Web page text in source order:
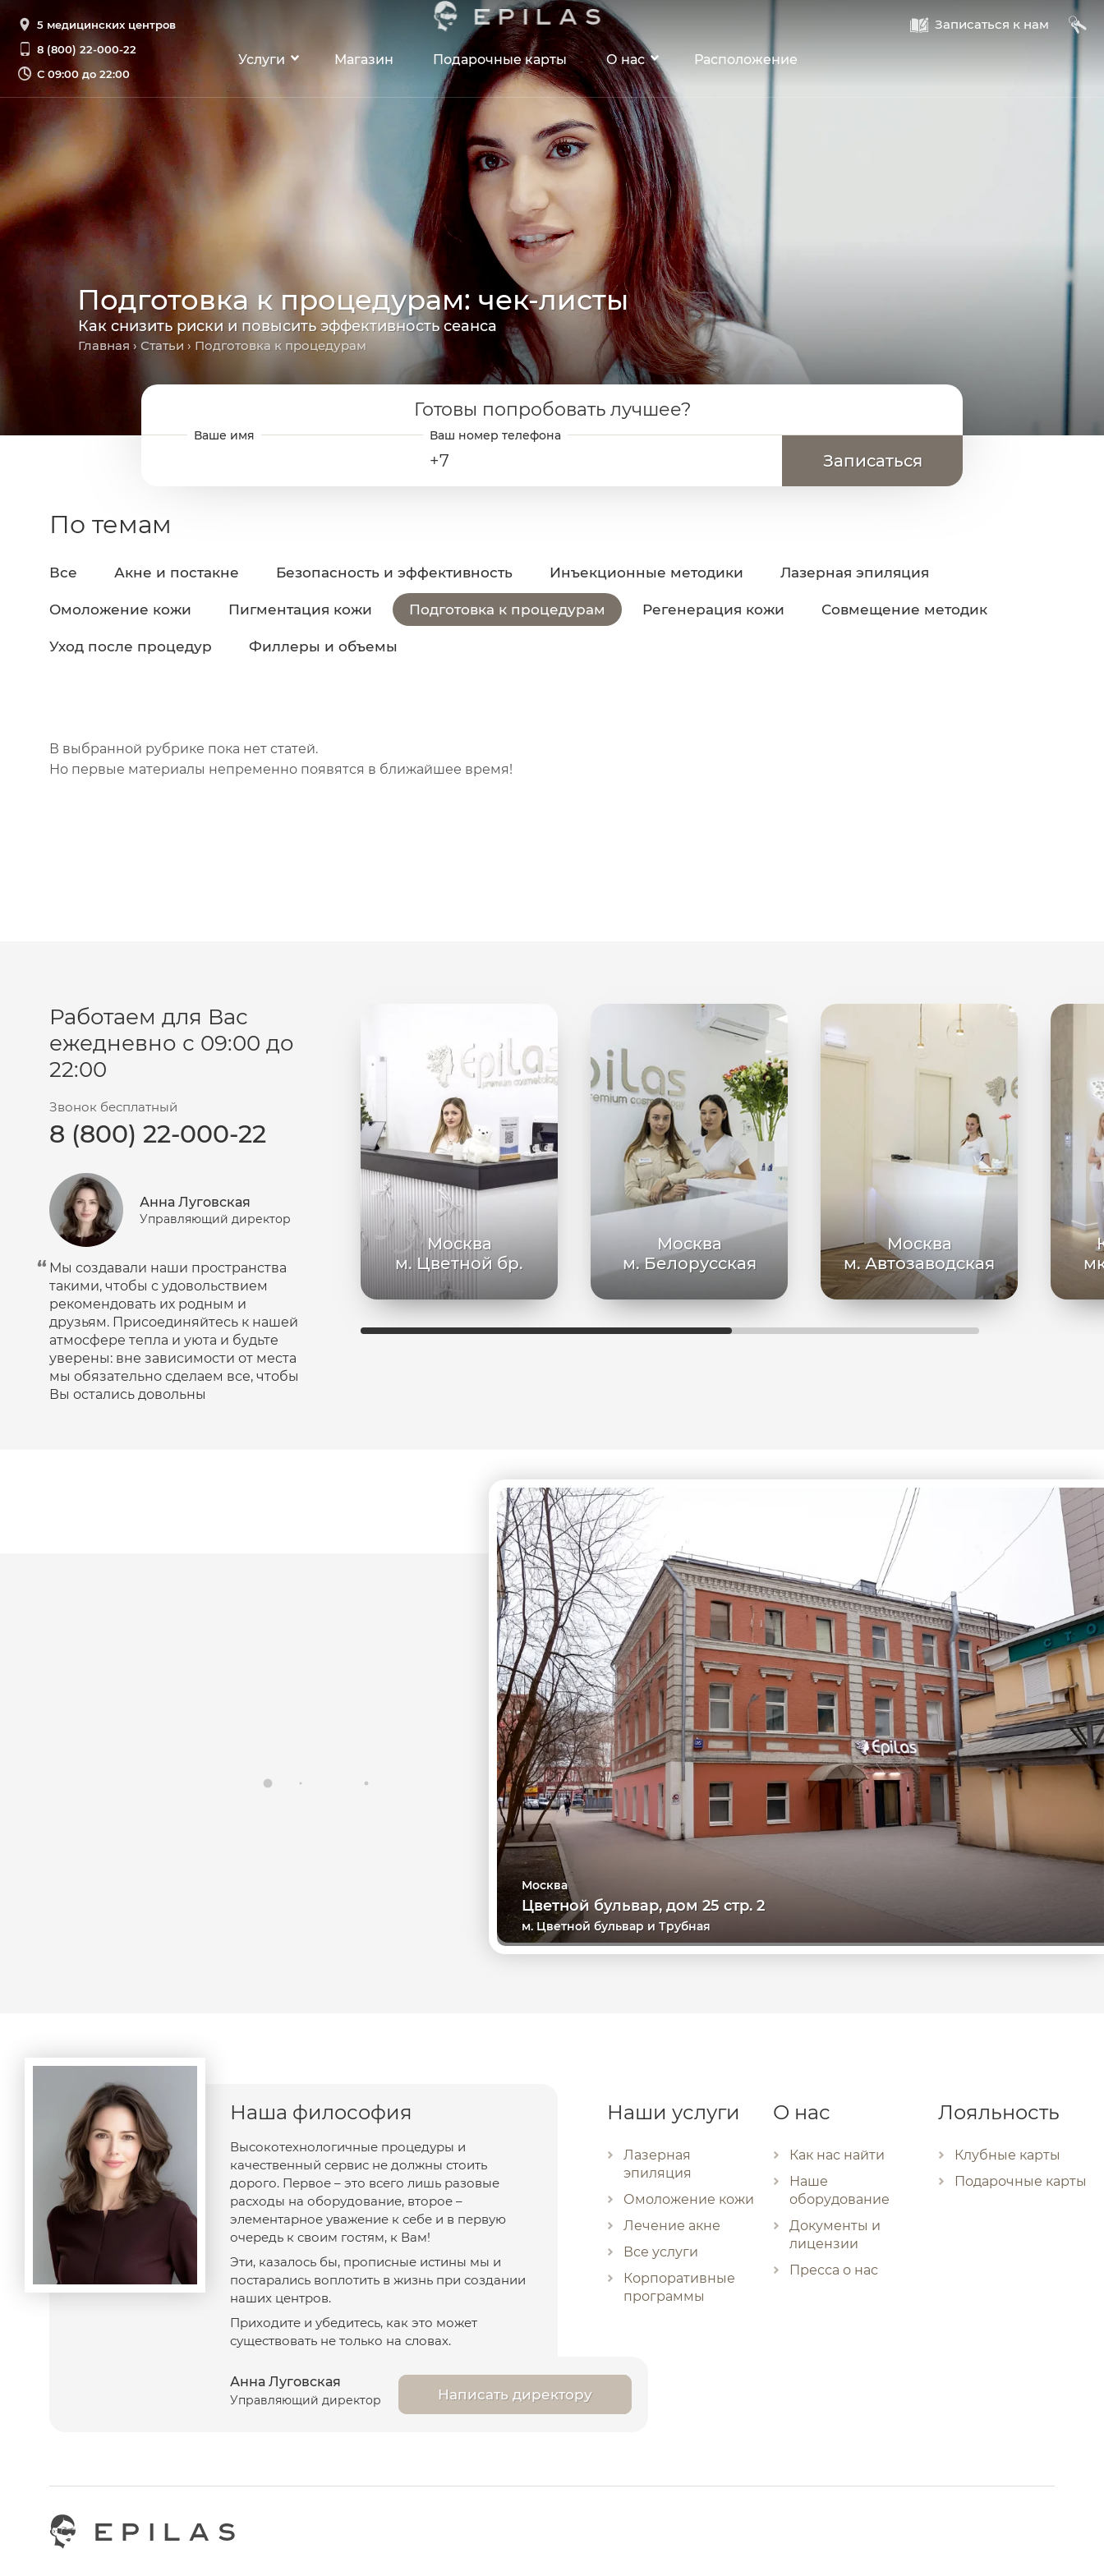
5 медицинских центров
8 (800) 22-000-22
С 09:00 до 22:00
Услуги Магазин Подарочные карты О нас Расположение
A Записаться к нам B
Подготовка к процедурам: чек-листы
Как снизить риски и повысить эффективность сеанса
Главная ›Статьи › Подготовка к процедурам
Готовы попробовать лучшее?
+7
По темам
Все Акне и постакне Безопасность и эффективность Инъекционные методики Лазерная эпиляция
Омоложение кожи Пигментация кожи Подготовка к процедурам Регенерация кожи Совмещение методик
Уход после процедур Филлеры и объемы
В выбранной рубрике пока нет статей.
Но первые материалы непременно появятся в ближайшее время!
Работаем для Вас
ежедневно с 09:00 до
22:00
Звонок бесплатный
8 (800) 22-000-22
Анна Луговская
Управляющий директор
Мы создавали наши пространства
такими, чтобы с удовольствием
рекомендовать их родным и
друзьям. Присоединяйтесь к нашей
атмосфере тепла и уюта и будьте
уверены: вне зависимости от места
мы обязательно сделаем все, чтобы
Вы остались довольны
Москва
Цветной бульвар, дом 25 стр. 2
м. Цветной бульвар и Трубная
Наша философия
Высокотехнологичные процедуры и
качественный сервис не должны стоить
дорого. Первое – это всего лишь разовые
расходы на оборудование, второе –
элементарное уважение к себе и в первую
очередь к своим гостям, к Вам!
Эти, казалось бы, прописные истины мы и
постарались воплотить в жизнь при создании
наших центров.
Приходите и убедитесь, как это может
существовать не только на словах.
Анна Луговская
Управляющий директор Написать директору
Наши услуги
Лазерная
эпиляция
Омоложение кожи
Лечение акне
Все услуги
Корпоративные
программы
О нас
Как нас найти
Наше
оборудование
Документы и
лицензии
Пресса о нас
Лояльность
Клубные карты
Подарочные карты